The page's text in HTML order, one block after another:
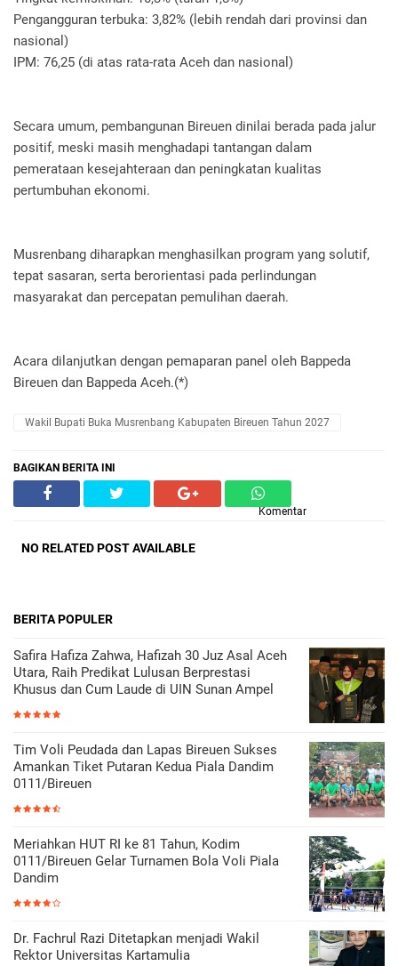
Pengangguran terbuka: 3,82% (lebih rendah dari provinsi dan
nasional)
IPM: 76,25 (di atas rata-rata Aceh dan nasional)
Secara umum, pembangunan Bireuen dinilai berada pada jalur
positif, meski masih menghadapi tantangan dalam
pemerataan kesejahteraan dan peningkatan kualitas
pertumbuhan ekonomi.
Musrenbang diharapkan menghasilkan program yang solutif,
tepat sasaran, serta berorientasi pada perlindungan
masyarakat dan percepatan pemulihan daerah.
Acara dilanjutkan dengan pemaparan panel oleh Bappeda
Bireuen dan Bappeda Aceh.(*)
Wakil Bupati Buka Musrenbang Kabupaten Bireuen Tahun 2027
BAGIKAN BERITA INI
Komentar
NO RELATED POST AVAILABLE
BERITA POPULER
Safira Hafiza Zahwa, Hafizah 30 Juz Asal Aceh
Utara, Raih Predikat Lulusan Berprestasi
Khusus dan Cum Laude di UIN Sunan Ampel
Tim Voli Peudada dan Lapas Bireuen Sukses
Amankan Tiket Putaran Kedua Piala Dandim
0111/Bireuen
Meriahkan HUT RI ke 81 Tahun, Kodim
0111/Bireuen Gelar Turnamen Bola Voli Piala
Dandim
Dr. Fachrul Razi Ditetapkan menjadi Wakil
Rektor Universitas Kartamulia